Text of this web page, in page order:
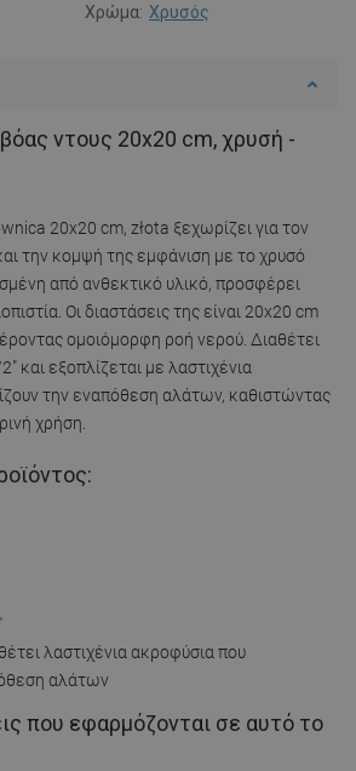
Χρώμα: Χρυσός
ντους 20x20 cm, χρυσή -
20x20 cm, złota ξεχωρίζει για τον
την κομψή της εμφάνιση με το χρυσό
από ανθεκτικό υλικό, προσφέρει
Οι διαστάσεις της είναι 20x20 cm
ομοιόμορφη ροή νερού. Διαθέτει
και εξοπλίζεται με λαστιχένια
την εναπόθεση αλάτων, καθιστώντας
χρήση.
λαστιχένια ακροφύσια που
αλάτων
που εφαρμόζονται σε αυτό το